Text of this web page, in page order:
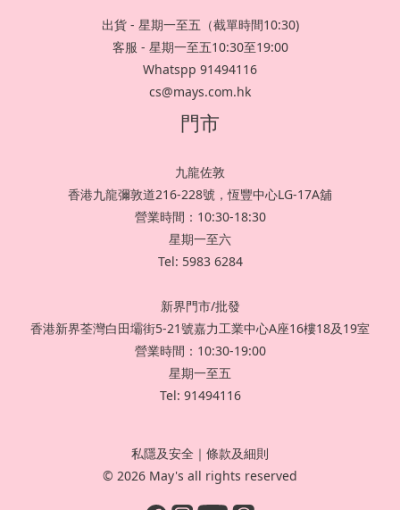
出貨 - 星期一至五（截單時間10:30)
客服 - 星期一至五10:30至19:00
Whatspp 91494116
cs@mays.com.hk
門市
九龍佐敦
香港九龍彌敦道216-228號，恆豐中心LG-17A舖
營業時間：10:30-18:30
星期一至六
Tel: 5983 6284
新界門市/批發
香港新界荃灣白田壩街5-21號嘉力工業中心A座16樓18及19室
營業時間：10:30-19:00
星期一至五
Tel: 91494116
私隱及安全 ｜ 條款及細則
© 2026 May's all rights reserved